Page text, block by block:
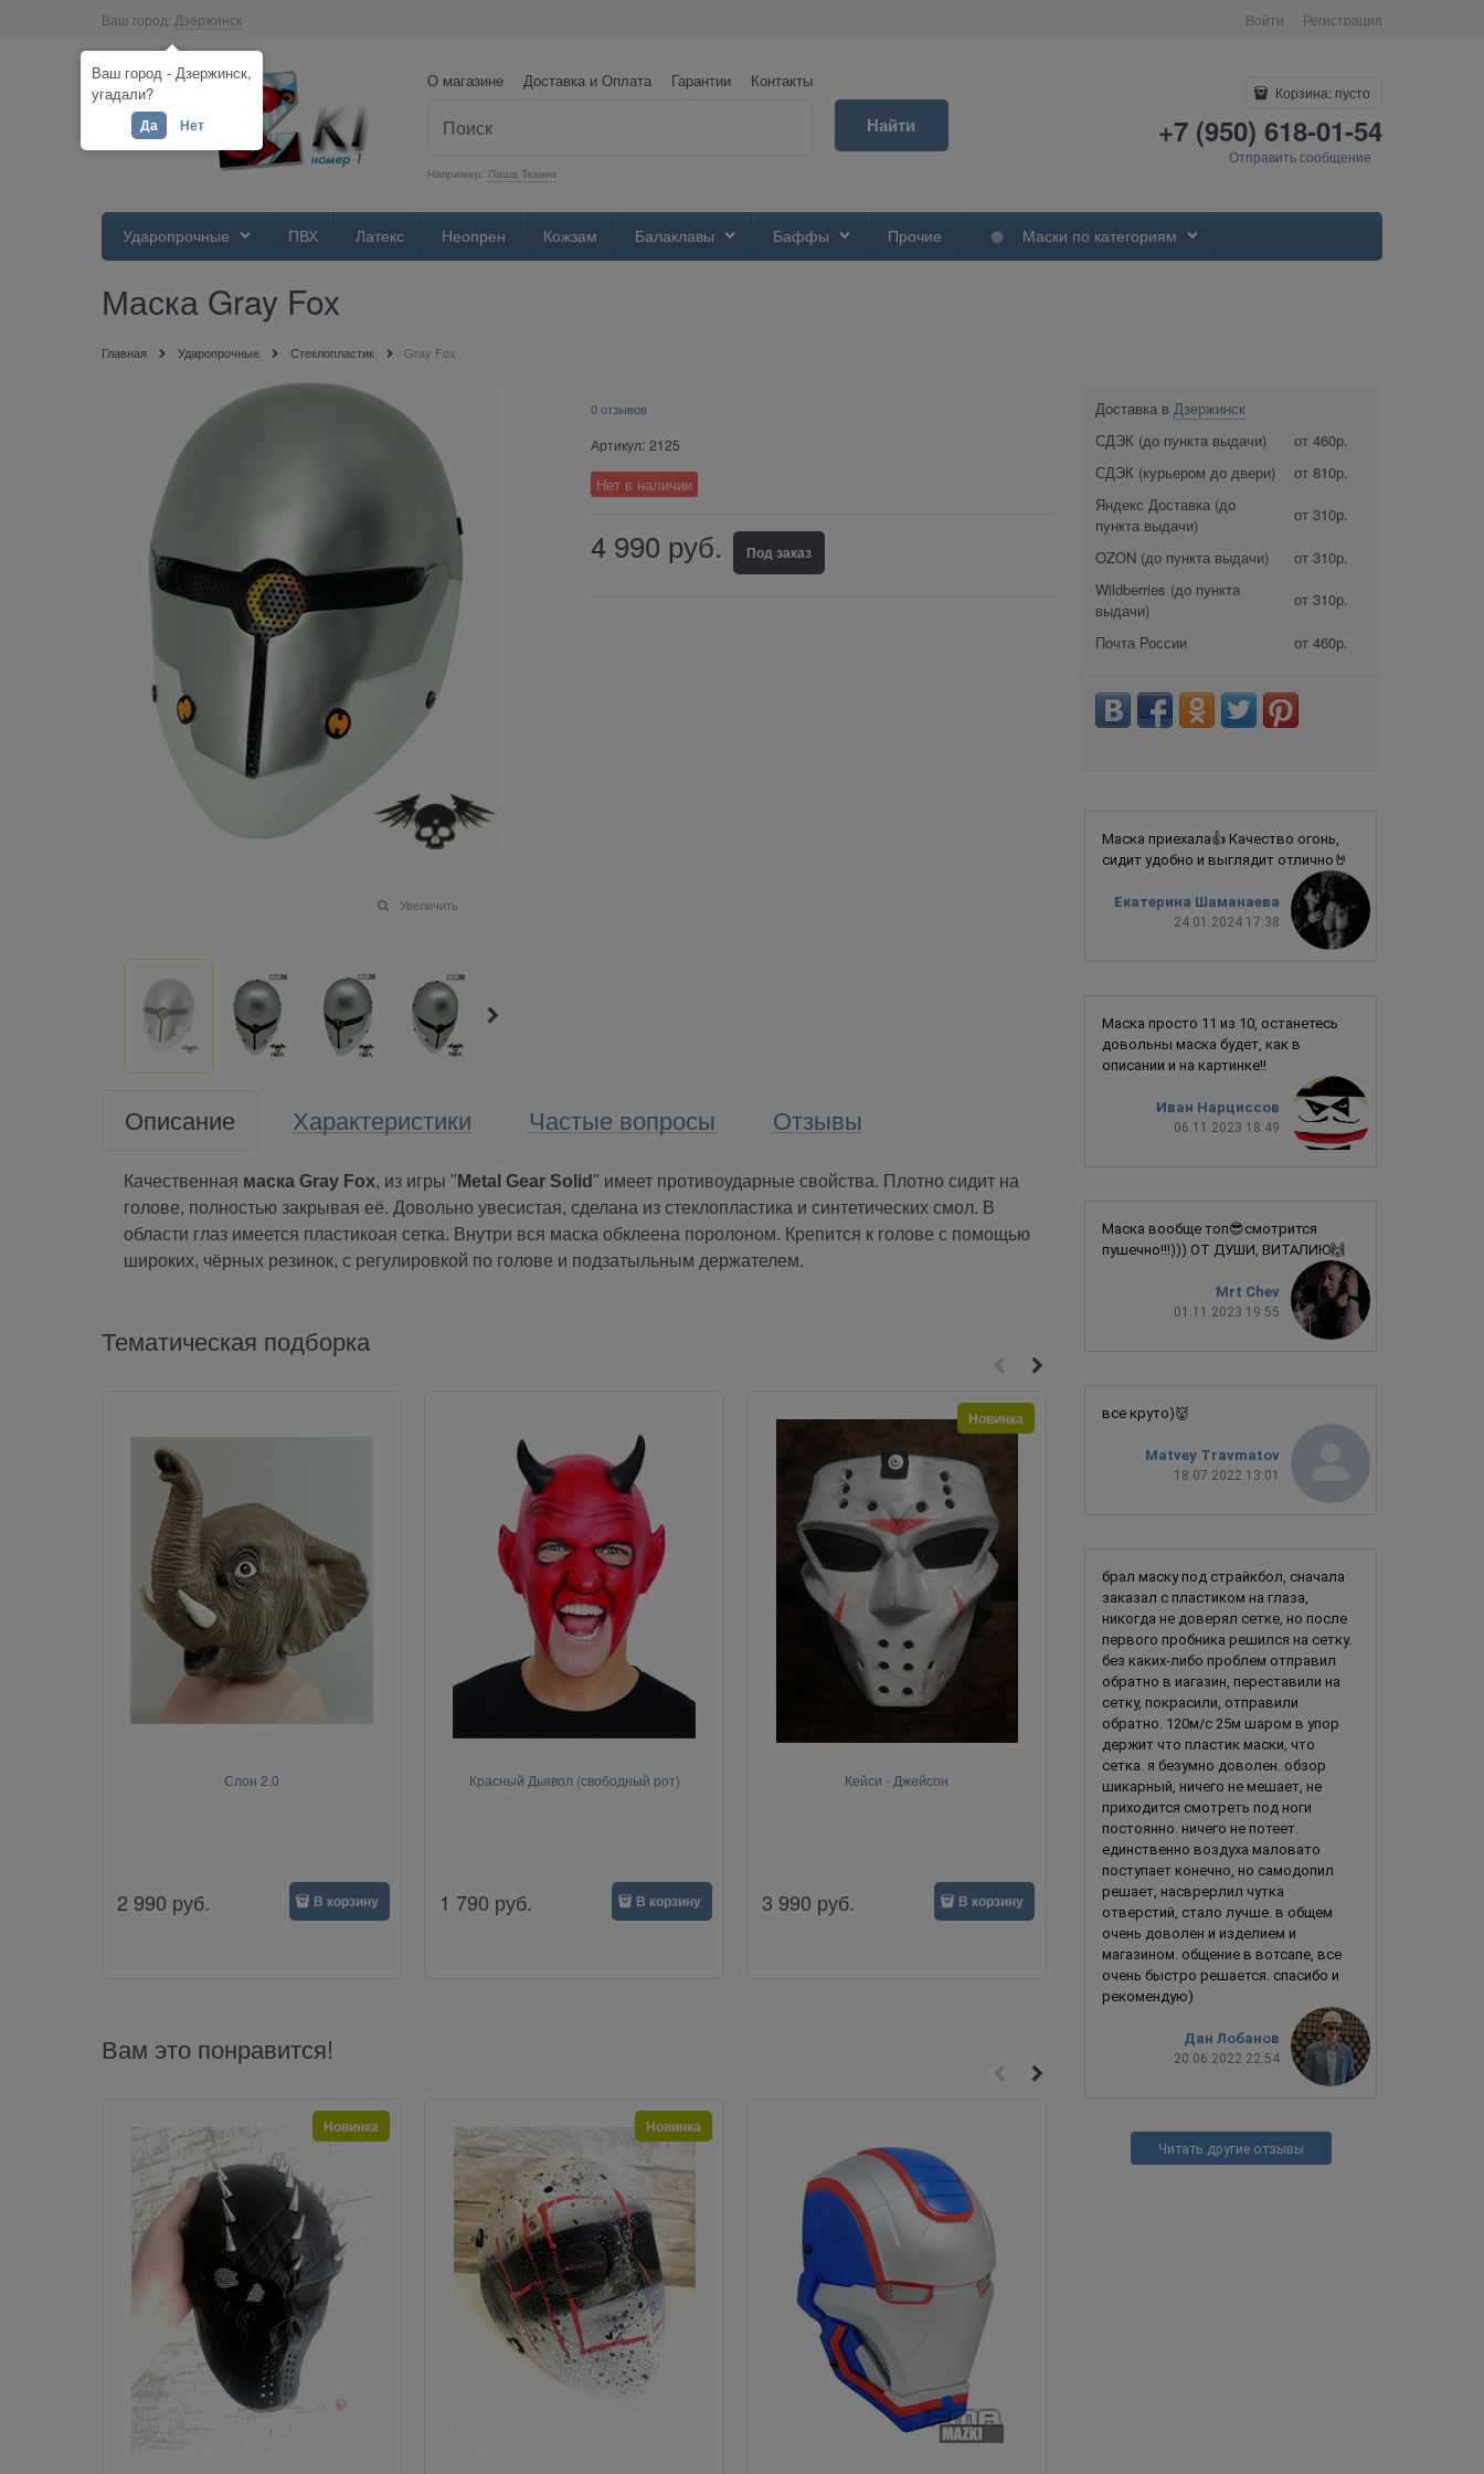
Ваш город: Дзержинск Войти Регистрация
О магазине Доставка и Оплата Гарантии Контакты
Например: Паша Техник
Найти
Корзина: пусто
+7 (950) 618-01-54
Отправить сообщение
Ударопрочные ПВХ Латекс Неопрен Кожзам Балаклавы Баффы Прочие Маски по категориям
Маска Gray Fox
Главная Ударопрочные Стеклопластик Gray Fox
Увеличить
0 отзывов
Артикул: 2125
Нет в наличии
4 990 руб. Под заказ
Описание Характеристики Частые вопросы Отзывы
Качественная маска Gray Fox, из игры " Metal Gear Solid" имеет противоударные свойства. Плотно сидит на
голове, полностью закрывая её. Довольно увесистая, сделана из стеклопластика и синтетических смол. В
области глаз имеется пластикоая сетка. Внутри вся маска обклеена поролоном. Крепится к голове с помощью
широких, чёрных резинок, с регулировкой по голове и подзатыльным держателем.
Тематическая подборка
Слон 2.0
2 990 руб. В корзину
Красный Дьявол (свободный рот)
1 790 руб. В корзину
Кейси - Джейсон
Новинка
3 990 руб. В корзину
Гниющая смерть
7 690руб. В корзину
Вам это понравится!
Новинка Новинка
Доставка в Дзержинск
СДЭК (до пункта выдачи)
от 460р.
СДЭК (курьером до двери)
от 810р.
Яндекс Доставка (до
пункта выдачи)
от 310р.
OZON (до пункта выдачи)
от 310р.
Wildberries (до пункта
выдачи)
от 310р.
Почта России от 460р.
Екатерина Шаманаева
24.01.2024 17:38
Маска приехала👍 Качество огонь,
сидит удобно и выглядит отлично🤘
Иван Нарциссов
06.11.2023 18:49
Маска просто 11 из 10, останетесь
довольны маска будет, как в
описании и на картинке!!
Mrt Chev
01.11.2023 19:55
Маска вообще топ😎смотрится
пушечно!!!))) ОТ ДУШИ, ВИТАЛИЮ🙌
Matvey Travmatov
18.07.2022 13:01
все круто)👹
Дан Лобанов
20.06.2022 22:54
брал маску под страйкбол, сначала
заказал с пластиком на глаза,
никогда не доверял сетке, но после
первого пробника решился на сетку.
без каких-либо проблем отправил
обратно в иагазин, переставили на
сетку, покрасили, отправили
обратно. 120м/с 25м шаром в упор
держит что пластик маски, что
сетка. я безумно доволен. обзор
шикарный, ничего не мешает, не
приходится смотреть под ноги
постоянно. ничего не потеет.
единственно воздуха маловато
поступает конечно, но самодопил
решает, насврерлил чутка
отверстий, стало лучше. в общем
очень доволен и изделием и
магазином. общение в вотсапе, все
очень быстро решается. спасибо и
рекомендую)
Читать другие отзывы
Ваш город - Дзержинск,
угадали?
Да Нет